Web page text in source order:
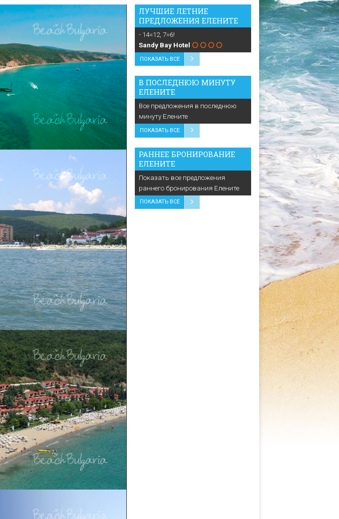
и
Отели в Св. Влас
ЛУЧШИЕ ЛЕТНИЕ
ПРЕДЛОЖЕНИЯ ЕЛЕНИТЕ
- 14=12, 7=6!
Sandy Bay Hotel
ПОКАЗАТЬ ВСЕ
В ПОСЛЕДНЮЮ МИНУТУ
ЕЛЕНИТЕ
Все предложения в последнюю
минуту Елените
ПОКАЗАТЬ ВСЕ
РАННЕЕ БРОНИРОВАНИЕ
ЕЛЕНИТЕ
Показать все предложения
раннего бронирования Елените
ПОКАЗАТЬ ВСЕ